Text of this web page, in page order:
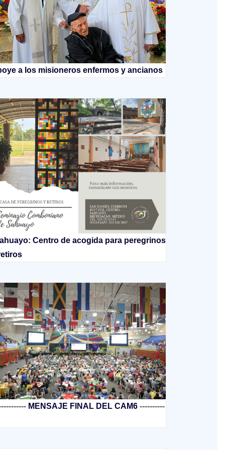
a los misioneros enfermos y ancianos
Centro de acogida para peregrinos
MENSAJE FINAL DEL CAM6 ----------